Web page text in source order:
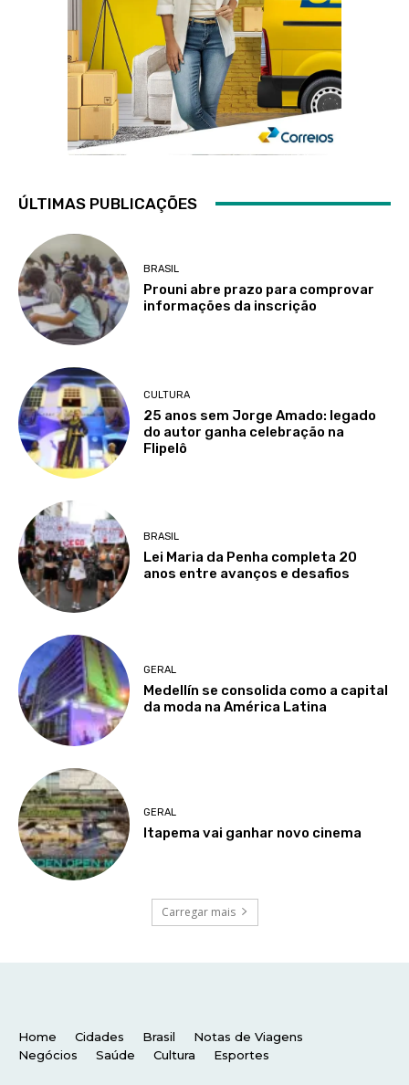
Home Cidades Brasil
Notas de Viagens
Negócios
Saúde Cultura Esportes